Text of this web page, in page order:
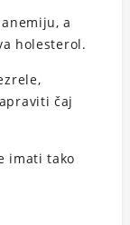
a
holesterol.
čaj
imati tako